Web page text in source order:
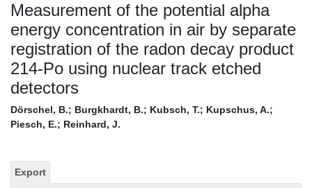
Measurement of the potential alpha
energy concentration in air by separate
registration of the radon decay product
214-Po using nuclear track etched
detectors
Dörschel, B.; Burgkhardt, B.; Kubsch, T.; Kupschus, A.;
Piesch, E.; Reinhard, J.
Export